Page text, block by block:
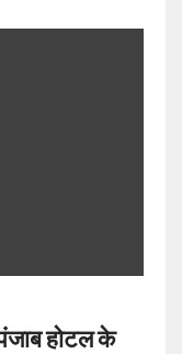
होटल के